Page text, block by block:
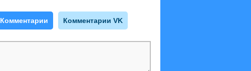
Комментарии Комментарии VK